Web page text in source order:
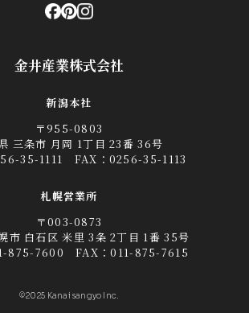
金井産業株式会社
新潟本社
〒955-0803
三条市 月岡 1丁目 23番 36号
35-1111 FAX：0256-35-1113
札幌営業所
〒003-0873
市 白石区 米里 3条 2丁目 1番 35号
875-7600 FAX：011-875-7615
©2025 Kanai sangyo Inc.